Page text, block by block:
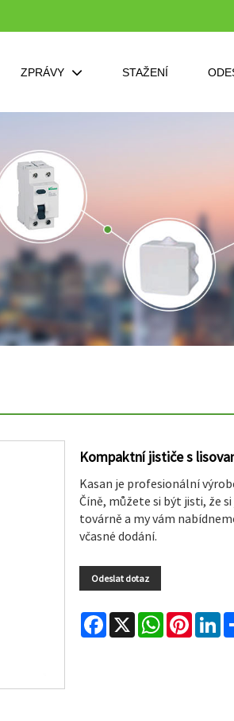
ZPRÁVY STAŽENÍ
Kompaktní jističe s
Kasan je profesionální
Číně, můžete si být jisti, že
továrně a my vám
včasné dodání.
Odeslat dotaz
Facebook
X WhatsApp